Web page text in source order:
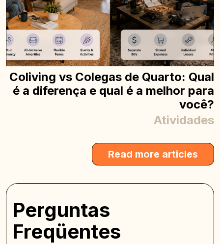
Coliving vs Colegas de Quarto: Qual
é a diferença e qual é a melhor para
você?
Atividades
Read more articles
Perguntas
Freqüentes